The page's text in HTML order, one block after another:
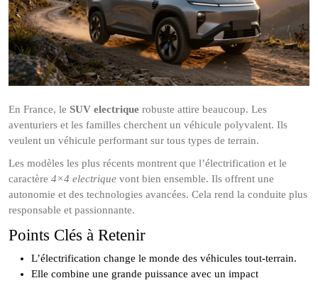
En France, le SUV electrique robuste attire beaucoup. Les
aventuriers et les familles cherchent un véhicule polyvalent. Ils
veulent un véhicule performant sur tous types de terrain.
Les modèles les plus récents montrent que l’électrification et le
caractère 4×4 electrique vont bien ensemble. Ils offrent une
autonomie et des technologies avancées. Cela rend la conduite plus
responsable et passionnante.
Points Clés à Retenir
L’électrification change le monde des véhicules tout-terrain.
Elle combine une grande puissance avec un impact